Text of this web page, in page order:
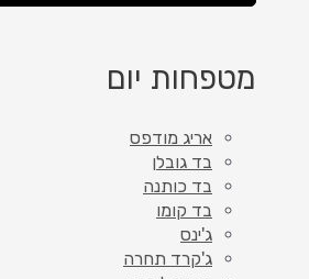
מטפחות יום
אריג מודפס
בד גובלן
בד כותנה
בד קומו
ג'ינס
ג'קרד תחרה